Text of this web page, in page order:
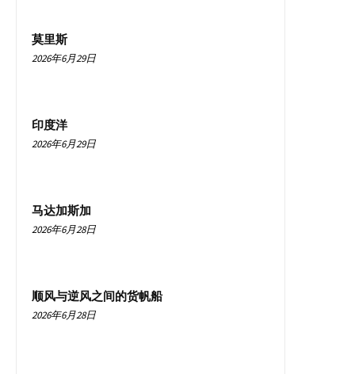
莫里斯
2026年6月29日
印度洋
2026年6月29日
马达加斯加
2026年6月28日
顺风与逆风之间的货帆船
2026年6月28日